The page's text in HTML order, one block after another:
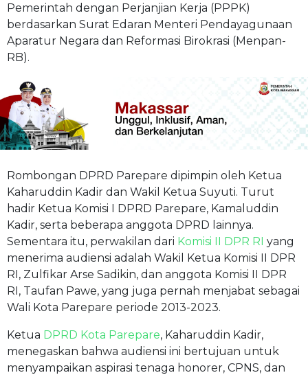
Pemerintah dengan Perjanjian Kerja (PPPK)
berdasarkan Surat Edaran Menteri Pendayagunaan
Aparatur Negara dan Reformasi Birokrasi (Menpan-
RB).
Rombongan DPRD Parepare dipimpin oleh Ketua
Kaharuddin Kadir dan Wakil Ketua Suyuti. Turut
hadir Ketua Komisi I DPRD Parepare, Kamaluddin
Kadir, serta beberapa anggota DPRD lainnya.
Sementara itu, perwakilan dari Komisi II DPR RI yang
menerima audiensi adalah Wakil Ketua Komisi II DPR
RI, Zulfikar Arse Sadikin, dan anggota Komisi II DPR
RI, Taufan Pawe, yang juga pernah menjabat sebagai
Wali Kota Parepare periode 2013-2023.
Ketua DPRD Kota Parepare, Kaharuddin Kadir,
menegaskan bahwa audiensi ini bertujuan untuk
menyampaikan aspirasi tenaga honorer, CPNS, dan